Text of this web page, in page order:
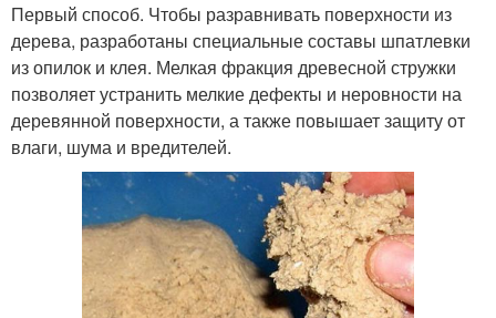
Первый способ. Чтобы разравнивать поверхности из
дерева, разработаны специальные составы шпатлевки
из опилок и клея. Мелкая фракция древесной стружки
позволяет устранить мелкие дефекты и неровности на
деревянной поверхности, а также повышает защиту от
влаги, шума и вредителей.